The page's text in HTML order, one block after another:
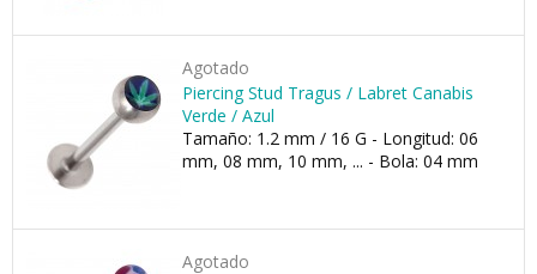
Agotado
Piercing Stud Tragus / Labret Canabis
Verde / Azul
Tamaño: 1.2 mm / 16 G - Longitud: 06
mm, 08 mm, 10 mm, ... - Bola: 04 mm
Agotado